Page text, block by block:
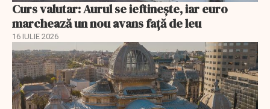
Curs valutar: Aurul se ieftinește, iar euro
marchează un nou avans faţă de leu
16 IULIE 2026